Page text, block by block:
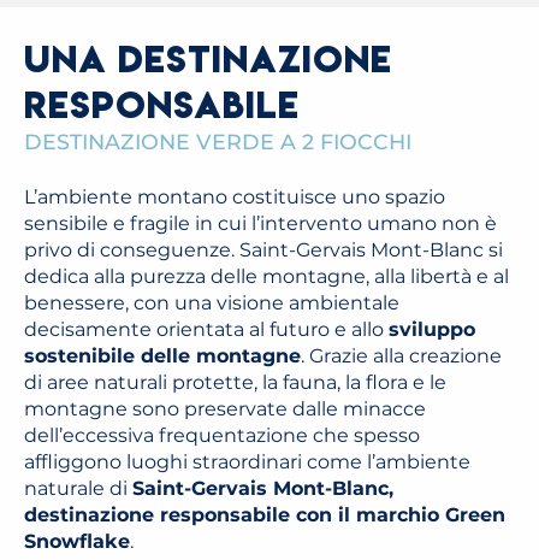
Una destinazione
responsabile
DESTINAZIONE VERDE A 2 FIOCCHI
L’ambiente montano costituisce uno spazio
sensibile e fragile in cui l’intervento umano non è
privo di conseguenze. Saint-Gervais Mont-Blanc si
dedica alla purezza delle montagne, alla libertà e al
benessere, con una visione ambientale
decisamente orientata al futuro e allo sviluppo
sostenibile delle montagne. Grazie alla creazione
di aree naturali protette, la fauna, la flora e le
montagne sono preservate dalle minacce
dell’eccessiva frequentazione che spesso
affliggono luoghi straordinari come l’ambiente
naturale di Saint-Gervais Mont-Blanc,
destinazione responsabile con il marchio Green
Snowflake.